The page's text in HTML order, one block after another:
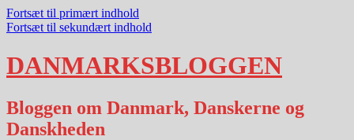
Fortsæt til primært indhold
Fortsæt til sekundært indhold
DANMARKSBLOGGEN
Bloggen om Danmark, Danskerne og
Danskheden